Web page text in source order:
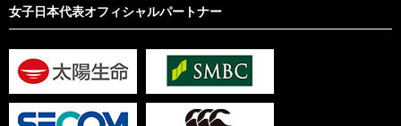
女子日本代表オフィシャルパートナー